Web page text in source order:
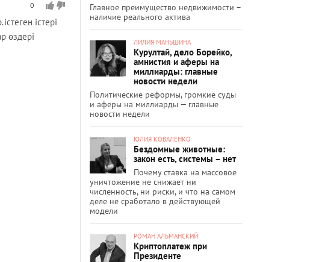
0
істері
өздері
Главное преимущество недвижимости –
наличие реального актива
ЛИЛИЯ МАНЬШИНА
Курултай, дело Борейко,
амнистия и аферы на
миллиарды: главные
новости недели
Политические реформы, громкие суды
и аферы на миллиарды — главные
новости недели
ЮЛИЯ КОВАЛЕНКО
Бездомные животные:
закон есть, системы – нет
Почему ставка на массовое
уничтожение не снижает ни
численность, ни риски, и что на самом
деле не сработало в действующей
модели
РОМАН АЛЬМАНСКИЙ
Криптоплатеж при
Президенте